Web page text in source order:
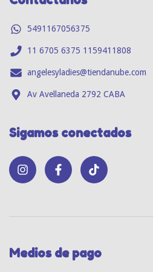
5491167056375
11 6705 6375 1159411808
angelesyladies@tiendanube.com
Av Avellaneda 2792 CABA
Sigamos conectados
Medios de pago